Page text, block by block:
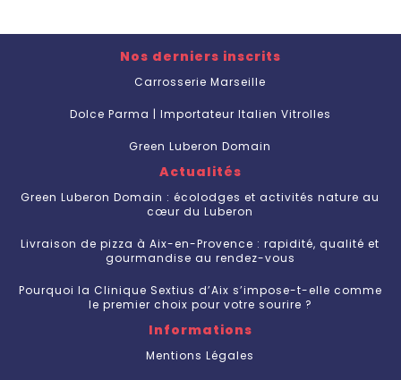
Nos derniers inscrits
Carrosserie Marseille
Dolce Parma | Importateur Italien Vitrolles
Green Luberon Domain
Actualités
Green Luberon Domain : écolodges et activités nature au
cœur du Luberon
Livraison de pizza à Aix-en-Provence : rapidité, qualité et
gourmandise au rendez-vous
Pourquoi la Clinique Sextius d’Aix s’impose-t-elle comme
le premier choix pour votre sourire ?
Informations
Mentions Légales